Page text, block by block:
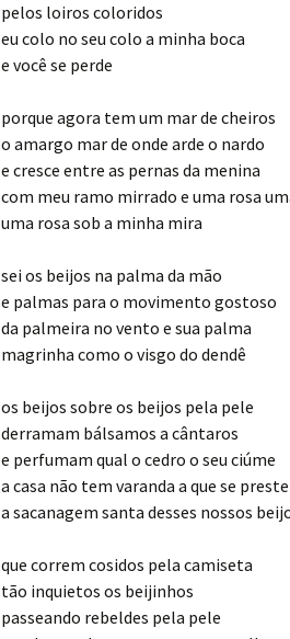
pelos loiros coloridos
eu colo no seu colo a minha boca
e você se perde
porque agora tem um mar de cheiros
o amargo mar de onde arde o nardo
e cresce entre as pernas da menina
com meu ramo mirrado e uma rosa
uma rosa sob a minha mira
sei os beijos na palma da mão
e palmas para o movimento gostoso
da palmeira no vento e sua palma
magrinha como o visgo do dendê
os beijos sobre os beijos pela pele
derramam bálsamos a cântaros
e perfumam qual o cedro o seu ciúme
a casa não tem varanda a que se preste
a sacanagem santa desses nossos
que correm cosidos pela camiseta
tão inquietos os beijinhos
passeando rebeldes pela pele